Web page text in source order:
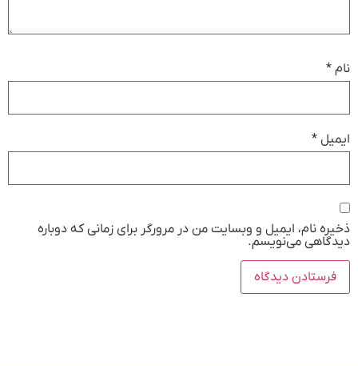
نام *
ایمیل *
ذخیره نام، ایمیل و وبسایت من در مرورگر برای زمانی که دوباره
دیدگاهی می‌نویسم.